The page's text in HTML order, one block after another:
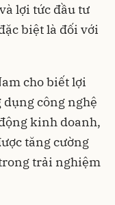
lợi tức đầu tư
biệt là đối với
cho biết lợi
công nghệ
kinh doanh,
tăng cường
trải nghiệm